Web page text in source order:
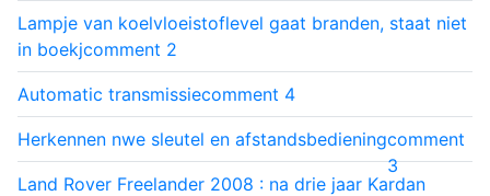
Lampje van koelvloeistoflevel gaat branden, staat niet
in boekjcomment 2
Automatic transmissiecomment 4
Herkennen nwe sleutel en afstandsbedieningcomment
3
Land Rover Freelander 2008 : na drie jaar Kardan